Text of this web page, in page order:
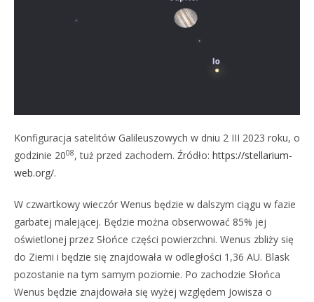
Konfiguracja satelitów Galileuszowych w dniu 2 III 2023 roku, o
godzinie 2008, tuż przed zachodem. Źródło: https://stellarium-
web.org/.
W czwartkowy wieczór Wenus będzie w dalszym ciągu w fazie
garbatej malejącej. Będzie można obserwować 85% jej
oświetlonej przez Słońce części powierzchni. Wenus zbliży się
do Ziemi i będzie się znajdowała w odległości 1,36 AU. Blask
pozostanie na tym samym poziomie. Po zachodzie Słońca
Wenus będzie znajdowała się wyżej względem Jowisza o